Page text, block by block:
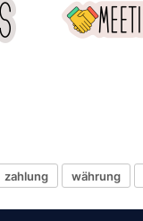
zahlung währung